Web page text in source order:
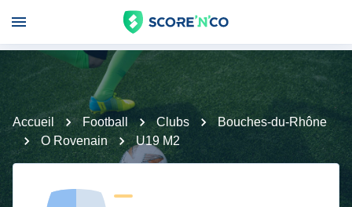
Accueil Football Clubs
Bouches-du-Rhône
O Rovenain
U19 M2